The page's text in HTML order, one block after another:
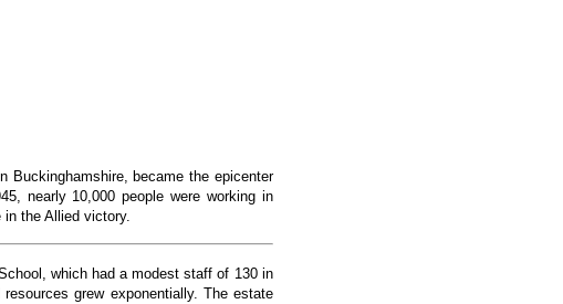
Buckinghamshire, became the epicenter
nearly 10,000 people were working in
the Allied victory.
which had a modest staff of 130 in
grew exponentially. The estate